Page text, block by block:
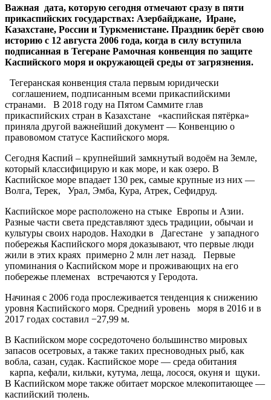
Важная дата, которую сегодня отмечают сразу в пяти
прикаспийских государствах: Азербайджане, Иране,
Казахстане, России и Туркменистане. Праздник берёт свою
историю с 12 августа 2006 года, когда в силу вступила
подписанная в Тегеране Рамочная конвенция по защите
Каспийского моря и окружающей среды от загрязнения.
Тегеранская конвенция стала первым юридически
соглашением, подписанным всеми прикаспийскими
странами. В 2018 году на Пятом Саммите глав
прикаспийских стран в Казахстане «каспийская пятёрка»
приняла другой важнейший документ — Конвенцию о
правовомом статусе Каспийского моря.
Сегодня Каспий – крупнейший замкнутый водоём на Земле,
который классифицирую и как море, и как озеро. В
Каспийское море впадает 130 рек, самые крупные из них —
Волга, Терек, Урал, Эмба, Кура, Атрек, Сефидруд.
Каспийское море расположено на стыке Европы и Азии.
Разные части света представляют здесь традиции, обычаи и
культуры своих народов. Находки в Дагестане у западного
побережья Каспийского моря доказывают, что первые люди
жили в этих краях примерно 2 млн лет назад. Первые
упоминания о Каспийском море и проживающих на его
побережье племенах встречаются у Геродота.
Начиная с 2006 года прослеживается тенденция к снижению
уровня Каспийского моря. Средний уровень моря в 2016 и в
2017 годах составил −27,99 м.
В Каспийском море сосредоточено большинство мировых
запасов осетровых, а также таких пресноводных рыб, как
вобла, сазан, судак. Каспийское море — среда обитания
карпа, кефали, кильки, кутума, леща, лосося, окуня и щуки.
В Каспийском море также обитает морское млекопитающее —
каспийский тюлень.